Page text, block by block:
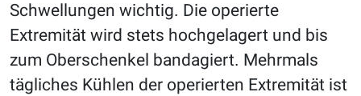
Schwellungen wichtig. Die operierte
Extremität wird stets hochgelagert und bis
zum Oberschenkel bandagiert. Mehrmals
tägliches Kühlen der operierten Extremität ist